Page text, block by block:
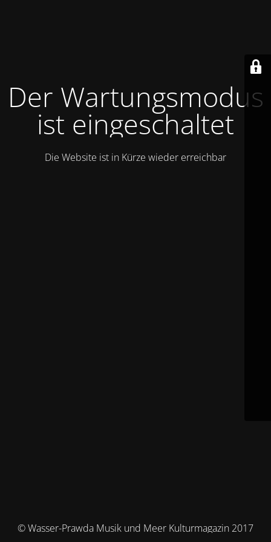
Der Wartungsmodus
ist eingeschaltet
Die Website ist in Kürze wieder erreichbar
© Wasser-Prawda Musik und Meer Kulturmagazin 2017